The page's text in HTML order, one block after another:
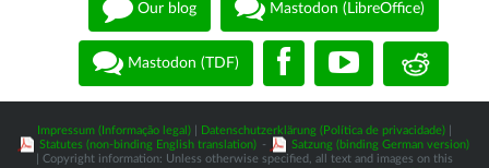
Our blog Mastodon (LibreOffice)
Mastodon (TDF)
Impressum (Informação legal) Datenschutzerklärung (Política de privacidade)
Statutes (non-binding English translation) -
Satzung (binding German version)
| Copyright information: Unless otherwise specified, all text and images on this